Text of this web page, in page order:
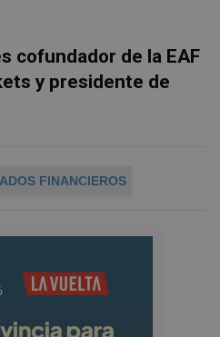
cofundador de la EAF
y presidente de
FINANCIEROS